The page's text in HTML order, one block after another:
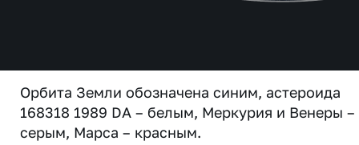
Орбита Земли обозначена синим, астероида
168318 1989 DA – белым, Меркурия и Венеры –
серым, Марса – красным.